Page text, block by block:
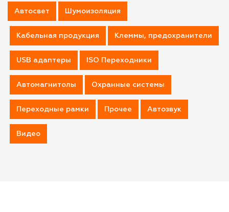
Автосвет Шумоизоляция
Кабельная продукция Клеммы, предохранители
USB адаптеры ISO Переходники
Автомагнитолы Охранные системы
Переходные рамки Прочее Автозвук
Видео